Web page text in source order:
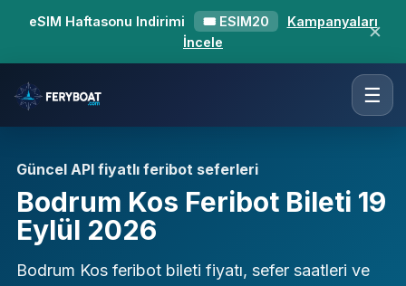
eSIM Haftasonu Indirimi 🎟 ESIM20
Kampanyaları
İncele
✕
☰
Güncel API fiyatlı feribot seferleri
Bodrum Kos Feribot Bileti 19
Eylül 2026
Bodrum Kos feribot bileti fiyatı, sefer saatleri ve